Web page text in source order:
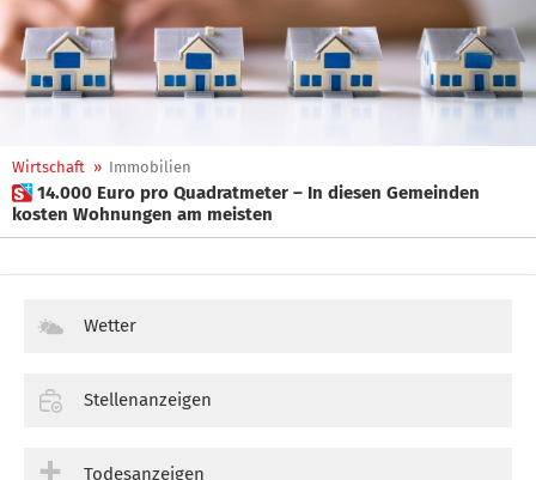
Wirtschaft » Immobilien
 14.000 Euro pro Quadratmeter – In diesen Gemeinden
kosten Wohnungen am meisten
Wetter
Stellenanzeigen
Todesanzeigen